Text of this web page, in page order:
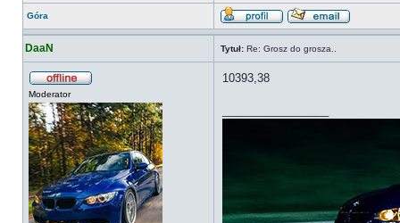
Góra
DaaN Tytuł: Re: Grosz do grosza..
Moderator
10393,38